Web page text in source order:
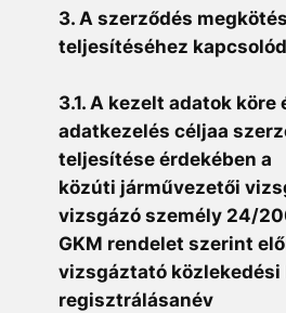
3. A szerződés
teljesítéséhez
3.1. A kezelt adatok köre
adatkezelés céljaa
teljesítése érdekében a
közúti járművezetői
vizsgázó személy 24/
GKM rendelet szerint
vizsgáztató közlekedési
regisztrálásanév